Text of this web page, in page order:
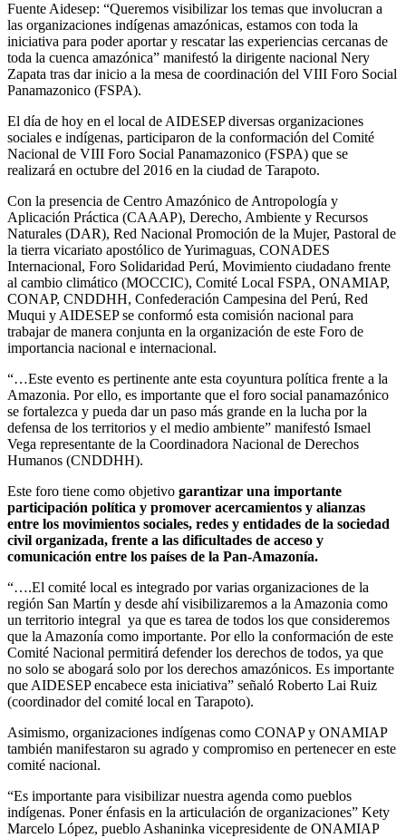
Fuente Aidesep: “Queremos visibilizar los temas que involucran a
las organizaciones indígenas amazónicas, estamos con toda la
iniciativa para poder aportar y rescatar las experiencias cercanas de
toda la cuenca amazónica” manifestó la dirigente nacional Nery
Zapata tras dar inicio a la mesa de coordinación del VIII Foro Social
Panamazonico (FSPA).
El día de hoy en el local de AIDESEP diversas organizaciones
sociales e indígenas, participaron de la conformación del Comité
Nacional de VIII Foro Social Panamazonico (FSPA) que se
realizará en octubre del 2016 en la ciudad de Tarapoto.
Con la presencia de Centro Amazónico de Antropología y
Aplicación Práctica (CAAAP), Derecho, Ambiente y Recursos
Naturales (DAR), Red Nacional Promoción de la Mujer, Pastoral de
la tierra vicariato apostólico de Yurimaguas, CONADES
Internacional, Foro Solidaridad Perú, Movimiento ciudadano frente
al cambio climático (MOCCIC), Comité Local FSPA, ONAMIAP,
CONAP, CNDDHH, Confederación Campesina del Perú, Red
Muqui y AIDESEP se conformó esta comisión nacional para
trabajar de manera conjunta en la organización de este Foro de
importancia nacional e internacional.
“…Este evento es pertinente ante esta coyuntura política frente a la
Amazonia. Por ello, es importante que el foro social panamazónico
se fortalezca y pueda dar un paso más grande en la lucha por la
defensa de los territorios y el medio ambiente” manifestó Ismael
Vega representante de la Coordinadora Nacional de Derechos
Humanos (CNDDHH).
Este foro tiene como objetivo garantizar una importante
participación política y promover acercamientos y alianzas
entre los movimientos sociales, redes y entidades de la sociedad
civil organizada, frente a las dificultades de acceso y
comunicación entre los países de la Pan-Amazonía.
“….El comité local es integrado por varias organizaciones de la
región San Martín y desde ahí visibilizaremos a la Amazonia como
un territorio integral ya que es tarea de todos los que consideremos
que la Amazonía como importante. Por ello la conformación de este
Comité Nacional permitirá defender los derechos de todos, ya que
no solo se abogará solo por los derechos amazónicos. Es importante
que AIDESEP encabece esta iniciativa” señaló Roberto Lai Ruiz
(coordinador del comité local en Tarapoto).
Asimismo, organizaciones indígenas como CONAP y ONAMIAP
también manifestaron su agrado y compromiso en pertenecer en este
comité nacional.
“Es importante para visibilizar nuestra agenda como pueblos
indígenas. Poner énfasis en la articulación de organizaciones” Kety
Marcelo López, pueblo Ashaninka vicepresidente de ONAMIAP